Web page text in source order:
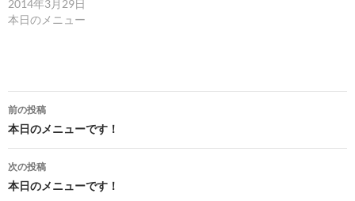
2014年3月29日
本日のメニュー
投
稿
ナ
ビ
前の投稿
本日のメニューです！
次の投稿
本日のメニューです！